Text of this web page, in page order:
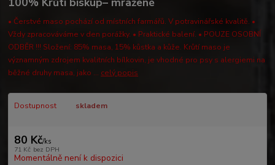
• Čerstvé maso pochází od místních farmářů. V potravinářské kvalitě. •
Vždy zpracováváme v den porážky. • Praktické balení. • POUZE OSOBNÍ
ODBĚR !!! Složení: 85% masa, 15% kůstka a kůže. Krůtí maso je
významným zdrojem kvalitních bílkovin, je vhodné pro psy s alergiemi na
běžné druhy masa, jako ... celý popis
Dostupnost skladem
80 Kč/ks
71 Kč bez DPH
Momentálně není k dispozici